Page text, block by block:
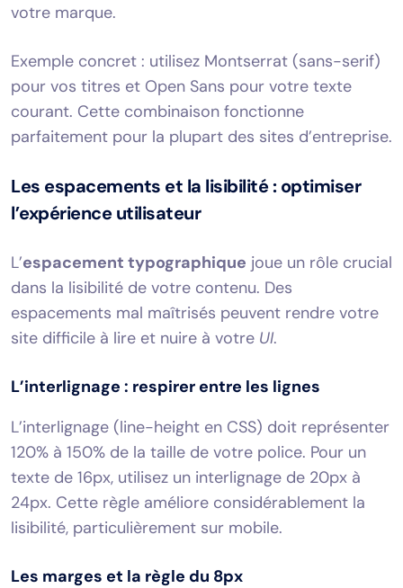
votre marque.
Exemple concret : utilisez Montserrat (sans-serif)
pour vos titres et Open Sans pour votre texte
courant. Cette combinaison fonctionne
parfaitement pour la plupart des sites d’entreprise.
Les espacements et la lisibilité : optimiser
l’expérience utilisateur
L’espacement typographique joue un rôle crucial
dans la lisibilité de votre contenu. Des
espacements mal maîtrisés peuvent rendre votre
site difficile à lire et nuire à votre UI.
L’interlignage : respirer entre les lignes
L’interlignage (line-height en CSS) doit représenter
120% à 150% de la taille de votre police. Pour un
texte de 16px, utilisez un interlignage de 20px à
24px. Cette règle améliore considérablement la
lisibilité, particulièrement sur mobile.
Les marges et la règle du 8px